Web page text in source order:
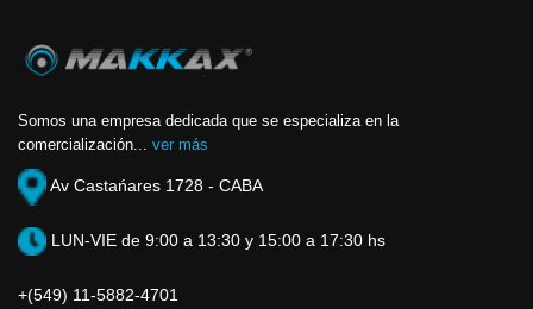
Somos una empresa dedicada que se especializa en la
comercialización... ver más
Av Castańares 1728 - CABA
LUN-VIE de 9:00 a 13:30 y 15:00 a 17:30 hs
+(549) 11-5882-4701